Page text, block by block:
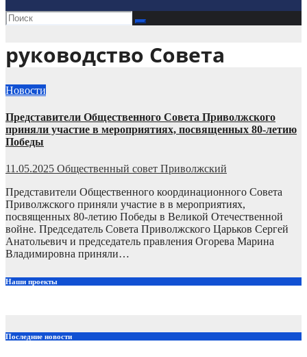
руководство Совета
Новости
Представители Общественного Совета Приволжского
приняли участие в мероприятиях, посвященных 80-летию
Победы
11.05.2025 Общественный совет Приволжский
Представители Общественного координационного Совета
Приволжского приняли участие в в мероприятиях,
посвященных 80-летию Победы в Великой Отечественной
войне. Председатель Совета Приволжского Царьков Сергей
Анатольевич и председатель правления Огорева Марина
Владимировна приняли…
Наши проекты
Последние новости